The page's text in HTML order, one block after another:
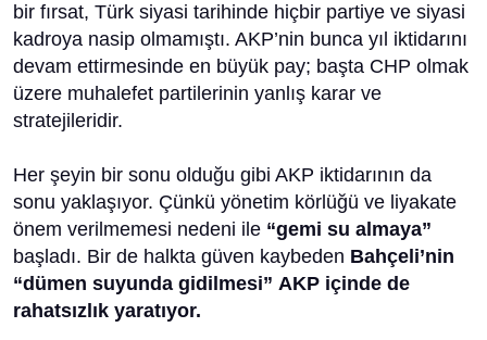
bir fırsat, Türk siyasi tarihinde hiçbir partiye ve siyasi
kadroya nasip olmamıştı. AKP’nin bunca yıl iktidarını
devam ettirmesinde en büyük pay; başta CHP olmak
üzere muhalefet partilerinin yanlış karar ve
stratejileridir.
Her şeyin bir sonu olduğu gibi AKP iktidarının da
sonu yaklaşıyor. Çünkü yönetim körlüğü ve liyakate
önem verilmemesi nedeni ile “gemi su almaya”
başladı. Bir de halkta güven kaybeden Bahçeli’nin
“dümen suyunda gidilmesi” AKP içinde de
rahatsızlık yaratıyor.